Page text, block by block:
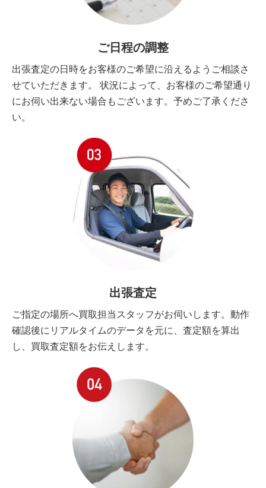
ご日程の調整
出張査定の日時をお客様のご希望に沿えるようご相談さ
せていただきます。 状況によって、お客様のご希望通り
にお伺い出来ない場合もございます。予めご了承くださ
い。
出張査定
ご指定の場所へ買取担当スタッフがお伺いします。動作
確認後にリアルタイムのデータを元に、査定額を算出
し、買取査定額をお伝えします。